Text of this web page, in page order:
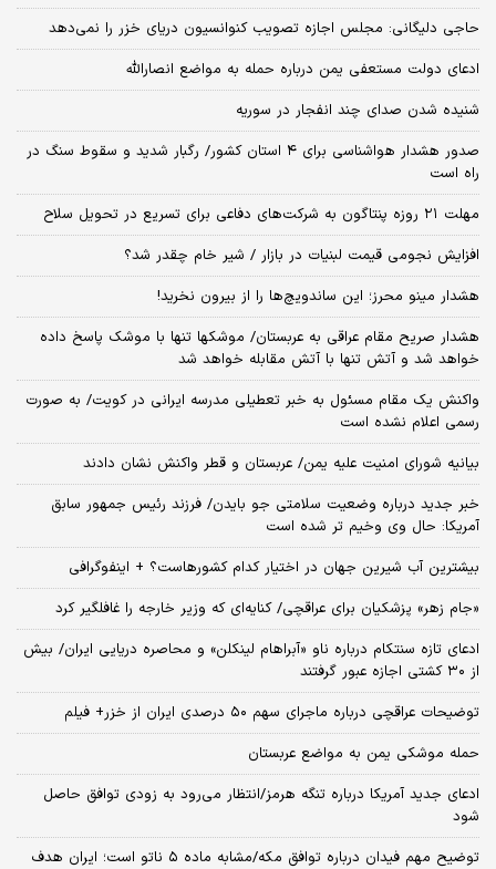
حاجی دلیگانی: مجلس اجازه تصویب کنوانسیون دریای خزر را نمی‌دهد
ادعای دولت مستعفی یمن درباره حمله به مواضع انصارالله
شنیده شدن صدای چند انفجار در سوریه
صدور هشدار هواشناسی برای ۴ استان کشور/ رگبار شدید و سقوط سنگ در
راه است
مهلت ۲۱ روزه پنتاگون به شرکت‌های دفاعی برای تسریع در تحویل سلاح
افزایش نجومی قیمت لبنیات در بازار / شیر خام چقدر شد؟
هشدار مینو محرز؛ این ساندویچ‌ها را از بیرون نخرید!
هشدار صریح مقام عراقی به عربستان/ موشکها تنها با موشک پاسخ داده
خواهد شد و آتش تنها با آتش مقابله خواهد شد
واکنش یک مقام مسئول به خبر تعطیلی مدرسه ایرانی در کویت/ به صورت
رسمی اعلام نشده است
بیانیه شورای امنیت علیه یمن/ عربستان و قطر واکنش نشان دادند
خبر جدید درباره وضعیت سلامتی جو بایدن/ فرزند رئیس جمهور سابق
آمریکا: حال وی وخیم تر شده است
بیشترین آب شیرین جهان در اختیار کدام کشورهاست؟ + اینفوگرافی
«جام زهر» پزشکیان برای عراقچی/ کنایه‌ای که وزیر خارجه را غافلگیر کرد
ادعای تازه سنتکام درباره ناو «آبراهام لینکلن» و محاصره دریایی ایران/ بیش
از ۳۰ کشتی اجازه عبور گرفتند
توضیحات عراقچی درباره ماجرای سهم ۵۰ درصدی ایران از خزر+ فیلم
حمله موشکی یمن به مواضع عربستان
ادعای جدید آمریکا درباره تنگه هرمز/انتظار می‌رود به زودی توافق حاصل
شود
توضیح مهم فیدان درباره توافق مکه/مشابه ماده ۵ ناتو است؛ ایران هدف